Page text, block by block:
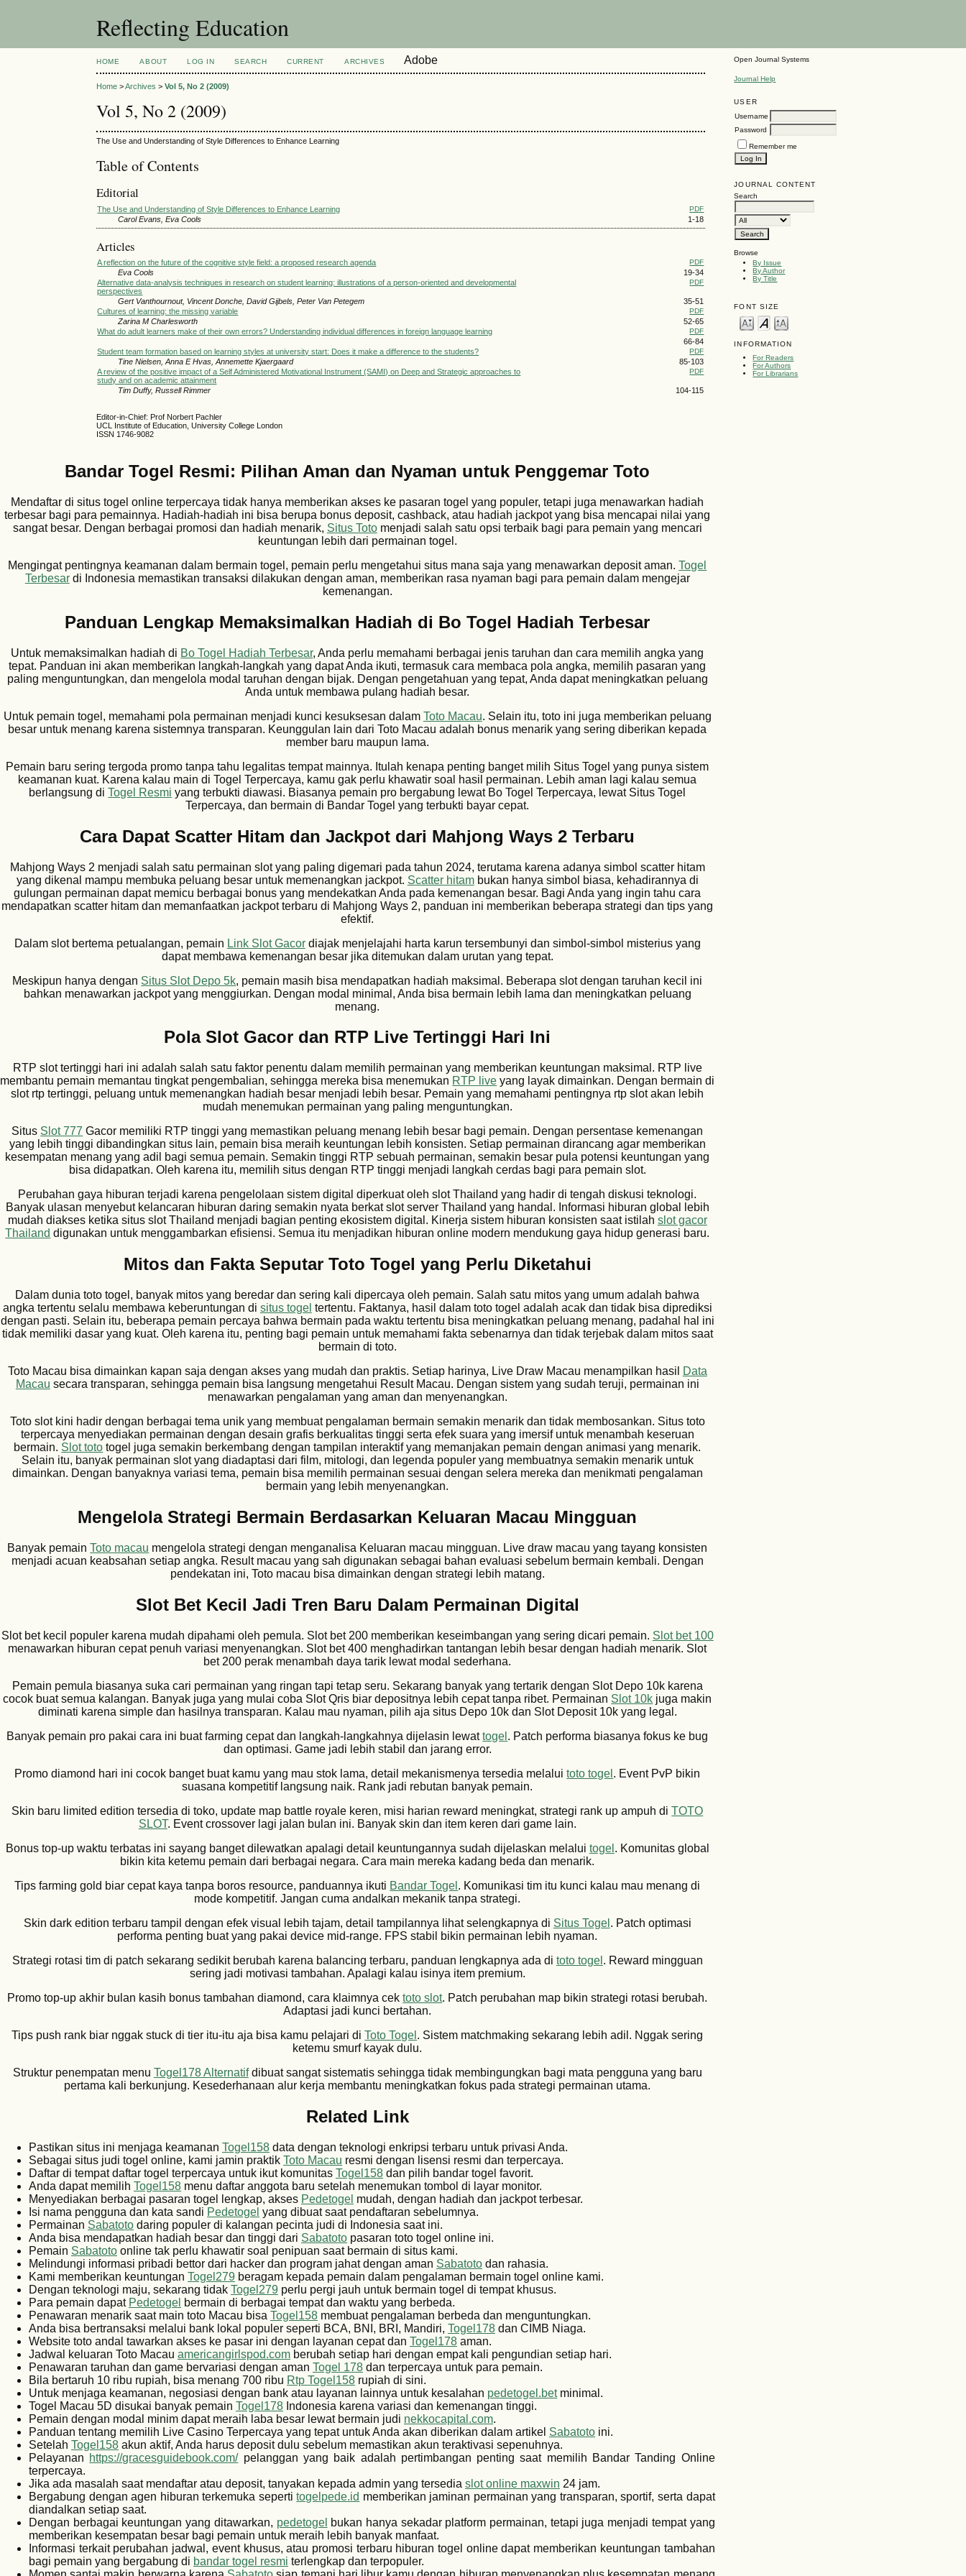
Reflecting Education
Open Journal Systems
Journal Help
USER
Username
Password
Remember me
JOURNAL CONTENT
Search
Browse
By Issue
By Author
By Title
FONT SIZE
INFORMATION
For Readers
For Authors
For Librarians
HOME ABOUT LOG IN SEARCH CURRENT ARCHIVES Adobe
Home >Archives >Vol 5, No 2 (2009)
Vol 5, No 2 (2009)
The Use and Understanding of Style Differences to Enhance Learning
Table of Contents
Editorial
The Use and Understanding of Style Differences to Enhance Learning PDF
Carol Evans, Eva Cools 1-18
Articles
A reflection on the future of the cognitive style field: a proposed research agenda PDF
Eva Cools
19-34
Alternative data-analysis techniques in research on student learning: illustrations of a person-oriented and developmental
perspectives
PDF
Gert Vanthournout, Vincent Donche, David Gijbels, Peter Van Petegem
35-51
Cultures of learning: the missing variable
PDF
Zarina M Charlesworth
52-65
What do adult learners make of their own errors? Understanding individual differences in foreign language learning
PDF
66-84
Student team formation based on learning styles at university start: Does it make a difference to the students?
PDF
Tine Nielsen, Anna E Hvas, Annemette Kjaergaard
85-103
A review of the positive impact of a Self Administered Motivational Instrument (SAMI) on Deep and Strategic approaches to
study and on academic attainment
PDF
Tim Duffy, Russell Rimmer 104-115
Editor-in-Chief: Prof Norbert Pachler
UCL Institute of Education, University College London
ISSN 1746-9082
Bandar Togel Resmi: Pilihan Aman dan Nyaman untuk Penggemar Toto
Mendaftar di situs togel online terpercaya tidak hanya memberikan akses ke pasaran togel yang populer, tetapi juga menawarkan hadiah
terbesar bagi para pemainnya. Hadiah-hadiah ini bisa berupa bonus deposit, cashback, atau hadiah jackpot yang bisa mencapai nilai yang
sangat besar. Dengan berbagai promosi dan hadiah menarik, Situs Totomenjadi salah satu opsi terbaik bagi para pemain yang mencari
keuntungan lebih dari permainan togel.
Mengingat pentingnya keamanan dalam bermain togel, pemain perlu mengetahui situs mana saja yang menawarkan deposit aman.Togel
Terbesardi Indonesia memastikan transaksi dilakukan dengan aman, memberikan rasa nyaman bagi para pemain dalam mengejar
kemenangan.
Panduan Lengkap Memaksimalkan Hadiah di Bo Togel Hadiah Terbesar
Untuk memaksimalkan hadiah di Bo Togel Hadiah Terbesar, Anda perlu memahami berbagai jenis taruhan dan cara memilih angka yang
tepat. Panduan ini akan memberikan langkah-langkah yang dapat Anda ikuti, termasuk cara membaca pola angka, memilih pasaran yang
paling menguntungkan, dan mengelola modal taruhan dengan bijak. Dengan pengetahuan yang tepat, Anda dapat meningkatkan peluang
Anda untuk membawa pulang hadiah besar.
Untuk pemain togel, memahami pola permainan menjadi kunci kesuksesan dalam Toto Macau. Selain itu, toto ini juga memberikan peluang
besar untuk menang karena sistemnya transparan. Keunggulan lain dari Toto Macau adalah bonus menarik yang sering diberikan kepada
member baru maupun lama.
Pemain baru sering tergoda promo tanpa tahu legalitas tempat mainnya. Itulah kenapa penting banget milih Situs Togel yang punya sistem
keamanan kuat. Karena kalau main di Togel Terpercaya, kamu gak perlu khawatir soal hasil permainan. Lebih aman lagi kalau semua
berlangsung diTogel Resmi yang terbukti diawasi. Biasanya pemain pro bergabung lewat Bo Togel Terpercaya, lewat Situs Togel
Terpercaya, dan bermain di Bandar Togel yang terbukti bayar cepat.
Cara Dapat Scatter Hitam dan Jackpot dari Mahjong Ways 2 Terbaru
Mahjong Ways 2 menjadi salah satu permainan slot yang paling digemari pada tahun 2024, terutama karena adanya simbol scatter hitam
yang dikenal mampu membuka peluang besar untuk memenangkan jackpot. Scatter hitambukan hanya simbol biasa, kehadirannya di
gulungan permainan dapat memicu berbagai bonus yang mendekatkan Anda pada kemenangan besar. Bagi Anda yang ingin tahu cara
mendapatkan scatter hitam dan memanfaatkan jackpot terbaru di Mahjong Ways 2, panduan ini memberikan beberapa strategi dan tips yang
efektif.
Dalam slot bertema petualangan, pemain Link Slot Gacordiajak menjelajahi harta karun tersembunyi dan simbol-simbol misterius yang
dapat membawa kemenangan besar jika ditemukan dalam urutan yang tepat.
Meskipun hanya dengan Situs Slot Depo 5k, pemain masih bisa mendapatkan hadiah maksimal. Beberapa slot dengan taruhan kecil ini
bahkan menawarkan jackpot yang menggiurkan. Dengan modal minimal, Anda bisa bermain lebih lama dan meningkatkan peluang
menang.
Pola Slot Gacor dan RTP Live Tertinggi Hari Ini
RTP slot tertinggi hari ini adalah salah satu faktor penentu dalam memilih permainan yang memberikan keuntungan maksimal. RTP live
membantu pemain memantau tingkat pengembalian, sehingga mereka bisa menemukan RTP live yang layak dimainkan. Dengan bermain di
slot rtp tertinggi, peluang untuk memenangkan hadiah besar menjadi lebih besar. Pemain yang memahami pentingnya rtp slot akan lebih
mudah menemukan permainan yang paling menguntungkan.
Situs Slot 777 Gacor memiliki RTP tinggi yang memastikan peluang menang lebih besar bagi pemain. Dengan persentase kemenangan
yang lebih tinggi dibandingkan situs lain, pemain bisa meraih keuntungan lebih konsisten. Setiap permainan dirancang agar memberikan
kesempatan menang yang adil bagi semua pemain. Semakin tinggi RTP sebuah permainan, semakin besar pula potensi keuntungan yang
bisa didapatkan. Oleh karena itu, memilih situs dengan RTP tinggi menjadi langkah cerdas bagi para pemain slot.
Perubahan gaya hiburan terjadi karena pengelolaan sistem digital diperkuat oleh slot Thailand yang hadir di tengah diskusi teknologi.
Banyak ulasan menyebut kelancaran hiburan daring semakin nyata berkat slot server Thailand yang handal. Informasi hiburan global lebih
mudah diakses ketika situs slot Thailand menjadi bagian penting ekosistem digital. Kinerja sistem hiburan konsisten saat istilah slot gacor
Thailand digunakan untuk menggambarkan efisiensi. Semua itu menjadikan hiburan online modern mendukung gaya hidup generasi baru.
Mitos dan Fakta Seputar Toto Togel yang Perlu Diketahui
Dalam dunia toto togel, banyak mitos yang beredar dan sering kali dipercaya oleh pemain. Salah satu mitos yang umum adalah bahwa
angka tertentu selalu membawa keberuntungan di situs togel tertentu. Faktanya, hasil dalam toto togel adalah acak dan tidak bisa diprediksi
dengan pasti. Selain itu, beberapa pemain percaya bahwa bermain pada waktu tertentu bisa meningkatkan peluang menang, padahal hal ini
tidak memiliki dasar yang kuat. Oleh karena itu, penting bagi pemain untuk memahami fakta sebenarnya dan tidak terjebak dalam mitos saat
bermain di toto.
Toto Macau bisa dimainkan kapan saja dengan akses yang mudah dan praktis. Setiap harinya, Live Draw Macau menampilkan hasil
Data
Macau secara transparan, sehingga pemain bisa langsung mengetahui Result Macau. Dengan sistem yang sudah teruji, permainan ini
menawarkan pengalaman yang aman dan menyenangkan.
Toto slot kini hadir dengan berbagai tema unik yang membuat pengalaman bermain semakin menarik dan tidak membosankan. Situs toto
terpercaya menyediakan permainan dengan desain grafis berkualitas tinggi serta efek suara yang imersif untuk menambah keseruan
bermain. Slot toto togel juga semakin berkembang dengan tampilan interaktif yang memanjakan pemain dengan animasi yang menarik.
Selain itu, banyak permainan slot yang diadaptasi dari film, mitologi, dan legenda populer yang membuatnya semakin menarik untuk
dimainkan. Dengan banyaknya variasi tema, pemain bisa memilih permainan sesuai dengan selera mereka dan menikmati pengalaman
bermain yang lebih menyenangkan.
Mengelola Strategi Bermain Berdasarkan Keluaran Macau Mingguan
Banyak pemainToto macau mengelola strategi dengan menganalisa Keluaran macau mingguan. Live draw macau yang tayang konsisten
menjadi acuan keabsahan setiap angka. Result macau yang sah digunakan sebagai bahan evaluasi sebelum bermain kembali. Dengan
pendekatan ini, Toto macau bisa dimainkan dengan strategi lebih matang.
Slot Bet Kecil Jadi Tren Baru Dalam Permainan Digital
Slot bet kecil populer karena mudah dipahami oleh pemula. Slot bet 200 memberikan keseimbangan yang sering dicari pemain. Slot bet 100
menawarkan hiburan cepat penuh variasi menyenangkan. Slot bet 400 menghadirkan tantangan lebih besar dengan hadiah menarik. Slot
bet 200 perak menambah daya tarik lewat modal sederhana.
Pemain pemula biasanya suka cari permainan yang ringan tapi tetap seru. Sekarang banyak yang tertarik dengan Slot Depo 10k karena
cocok buat semua kalangan. Banyak juga yang mulai coba Slot Qris biar depositnya lebih cepat tanpa ribet. Permainan Slot 10k juga makin
diminati karena simple dan hasilnya transparan. Kalau mau nyaman, pilih aja situs Depo 10k dan Slot Deposit 10k yang legal.
Banyak pemain pro pakai cara ini buat farming cepat dan langkah-langkahnya dijelasin lewattogel . Patch performa biasanya fokus ke bug
dan optimasi. Game jadi lebih stabil dan jarang error.
Promo diamond hari ini cocok banget buat kamu yang mau stok lama, detail mekanismenya tersedia melaluitoto togel . Event PvP bikin
suasana kompetitif langsung naik. Rank jadi rebutan banyak pemain.
Skin baru limited edition tersedia di toko, update map battle royale keren, misi harian reward meningkat, strategi rank up ampuh diTOTO
SLOT. Event crossover lagi jalan bulan ini. Banyak skin dan item keren dari game lain.
Bonus top-up waktu terbatas ini sayang banget dilewatkan apalagi detail keuntungannya sudah dijelaskan melalui togel . Komunitas global
bikin kita ketemu pemain dari berbagai negara. Cara main mereka kadang beda dan menarik.
Tips farming gold biar cepat kaya tanpa boros resource, panduannya ikuti Bandar Togel . Komunikasi tim itu kunci kalau mau menang di
mode kompetitif. Jangan cuma andalkan mekanik tanpa strategi.
Skin dark edition terbaru tampil dengan efek visual lebih tajam, detail tampilannya lihat selengkapnya di Situs Togel . Patch optimasi
performa penting buat yang pakai device mid-range. FPS stabil bikin permainan lebih nyaman.
Strategi rotasi tim di patch sekarang sedikit berubah karena balancing terbaru, panduan lengkapnya ada di toto togel . Reward mingguan
sering jadi motivasi tambahan. Apalagi kalau isinya item premium.
Promo top-up akhir bulan kasih bonus tambahan diamond, cara klaimnya cektoto slot. Patch perubahan map bikin strategi rotasi berubah.
Adaptasi jadi kunci bertahan.
Tips push rank biar nggak stuck di tier itu-itu aja bisa kamu pelajari diToto Togel . Sistem matchmaking sekarang lebih adil. Nggak sering
ketemu smurf kayak dulu.
Struktur penempatan menu Togel178 Alternatifdibuat sangat sistematis sehingga tidak membingungkan bagi mata pengguna yang baru
pertama kali berkunjung. Kesederhanaan alur kerja membantu meningkatkan fokus pada strategi permainan utama.
Related Link
Pastikan situs ini menjaga keamanan Togel158 data dengan teknologi enkripsi terbaru untuk privasi Anda.
Sebagai situs judi togel online, kami jamin praktik Toto Macau resmi dengan lisensi resmi dan terpercaya.
Daftar di tempat daftar togel terpercaya untuk ikut komunitas Togel158 dan pilih bandar togel favorit.
Anda dapat memilih Togel158 menu daftar anggota baru setelah menemukan tombol di layar monitor.
Menyediakan berbagai pasaran togel lengkap, akses Pedetogel mudah, dengan hadiah dan jackpot terbesar.
Isi nama pengguna dan kata sandi Pedetogel yang dibuat saat pendaftaran sebelumnya.
Permainan Sabatoto daring populer di kalangan pecinta judi di Indonesia saat ini.
Anda bisa mendapatkan hadiah besar dan tinggi dari Sabatoto pasaran toto togel online ini.
Pemain Sabatoto online tak perlu khawatir soal penipuan saat bermain di situs kami.
Melindungi informasi pribadi bettor dari hacker dan program jahat dengan aman Sabatoto dan rahasia.
Kami memberikan keuntungan Togel279 beragam kepada pemain dalam pengalaman bermain togel online kami.
Dengan teknologi maju, sekarang tidak Togel279 perlu pergi jauh untuk bermain togel di tempat khusus.
Para pemain dapat Pedetogel bermain di berbagai tempat dan waktu yang berbeda.
Penawaran menarik saat main toto Macau bisa Togel158 membuat pengalaman berbeda dan menguntungkan.
Anda bisa bertransaksi melalui bank lokal populer seperti BCA, BNI, BRI, Mandiri, Togel178 dan CIMB Niaga.
Website toto andal tawarkan akses ke pasar ini dengan layanan cepat dan Togel178 aman.
Jadwal keluaran Toto Macau americangirlspod.com berubah setiap hari dengan empat kali pengundian setiap hari.
Penawaran taruhan dan game bervariasi dengan aman Togel 178 dan terpercaya untuk para pemain.
Bila bertaruh 10 ribu rupiah, bisa menang 700 ribu Rtp Togel158 rupiah di sini.
Untuk menjaga keamanan, negosiasi dengan bank atau layanan lainnya untuk kesalahan pedetogel.betminimal.
Togel Macau 5D disukai banyak pemain Togel178 Indonesia karena variasi dan kemenangan tinggi.
Pemain dengan modal minim dapat meraih laba besar lewat bermain judi nekkocapital.com.
Panduan tentang memilih Live Casino Terpercaya yang tepat untuk Anda akan diberikan dalam artikel Sabatoto ini.
Setelah Togel158 akun aktif, Anda harus deposit dulu sebelum memastikan akun teraktivasi sepenuhnya.
Pelayanan https://gracesguidebook.com/pelanggan yang baik adalah pertimbangan penting saat memilih Bandar Tanding Online
terpercaya.
Jika ada masalah saat mendaftar atau deposit, tanyakan kepada admin yang tersedia slot online maxwin 24 jam.
Bergabung dengan agen hiburan terkemuka sepertitogelpede.id memberikan jaminan permainan yang transparan, sportif, serta dapat
diandalkan setiap saat.
Dengan berbagai keuntungan yang ditawarkan, pedetogel bukan hanya sekadar platform permainan, tetapi juga menjadi tempat yang
memberikan kesempatan besar bagi pemain untuk meraih lebih banyak manfaat.
Informasi terkait perubahan jadwal, event khusus, atau promosi terbaru hiburan togel online dapat memberikan keuntungan tambahan
bagi pemain yang bergabung di bandar togel resmi terlengkap dan terpopuler.